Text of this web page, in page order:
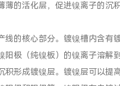
薄的活化层，促进镍离子的沉
线的核心部分。镀镍槽内含有
阳极（纯镍板）的镍离子溶解
积形成镀镍层。镀镍层可以提